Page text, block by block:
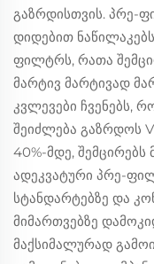
გაზრდისთვის. პრე-
დიდებით
ფილტრს, რათა
მარტივ მარტივად
კვლევები ჩვენებს,
შეიძლება გაზრდოს
40%-მდე, შემცირებს
ადეკვატური პრე-
სტანდარტებზე და
მიმართვებზე
მაქსიმალურად